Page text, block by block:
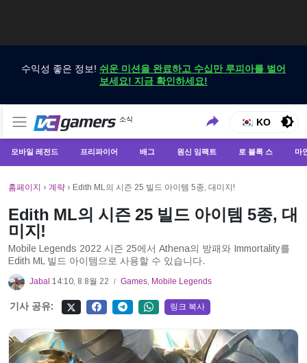
수익성 좋은 정보! 쉬운 미션을 완료하고 수십만 루피아를 벌어
보세요! 지금 확인하세요!
VCGamers 뉴스
소식
VCGamers에서만 최신 게임 뉴스 받기
KO
모바일 레전드 프리파이어 배그 원신 임팩트 로 블록 스 마
홈페이지 › 계략 › Edith ML의 시즌 25 빌드 아이템 5종, 대미지!
Edith ML의 시즌 25 빌드 아이템 5종, 대
미지!
Mobile Legends 2022 시즌 25에서 Athena의 방패와 Immortality를
Edith ML 빌드 아이템으로 사용할 수 있습니다.
Jabal 14:10, 8 8월 22 / Games, Mobile Legends
기사 공유: 링크 복사